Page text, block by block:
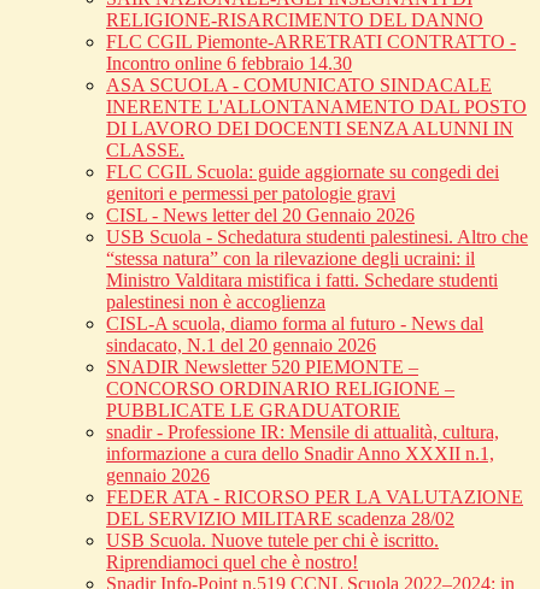
RELIGIONE-RISARCIMENTO DEL DANNO
FLC CGIL Piemonte-ARRETRATI CONTRATTO -
Incontro online 6 febbraio 14.30
ASA SCUOLA - COMUNICATO SINDACALE
INERENTE L'ALLONTANAMENTO DAL POSTO
DI LAVORO DEI DOCENTI SENZA ALUNNI IN
CLASSE.
FLC CGIL Scuola: guide aggiornate su congedi dei
genitori e permessi per patologie gravi
CISL - News letter del 20 Gennaio 2026
USB Scuola - Schedatura studenti palestinesi. Altro che
“stessa natura” con la rilevazione degli ucraini: il
Ministro Valditara mistifica i fatti. Schedare studenti
palestinesi non è accoglienza
CISL-A scuola, diamo forma al futuro - News dal
sindacato, N.1 del 20 gennaio 2026
SNADIR Newsletter 520 PIEMONTE –
CONCORSO ORDINARIO RELIGIONE –
PUBBLICATE LE GRADUATORIE
snadir - Professione IR: Mensile di attualità, cultura,
informazione a cura dello Snadir Anno XXXII n.1,
gennaio 2026
FEDER ATA - RICORSO PER LA VALUTAZIONE
DEL SERVIZIO MILITARE scadenza 28/02
USB Scuola. Nuove tutele per chi è iscritto.
Riprendiamoci quel che è nostro!
Snadir Info-Point n.519 CCNL Scuola 2022–2024: in